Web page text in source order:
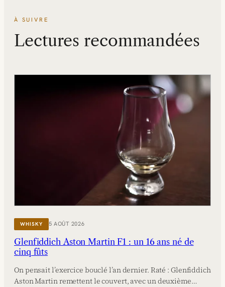
À SUIVRE
Lectures recommandées
WHISKY 5 AOÛT 2026
Glenfiddich Aston Martin F1 : un 16 ans né de
cinq fûts
On pensait l’exercice bouclé l’an dernier. Raté : Glenfiddich
Aston Martin remettent le couvert, avec un deuxième…